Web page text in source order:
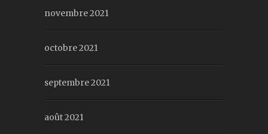
novembre 2021
octobre 2021
septembre 2021
août 2021